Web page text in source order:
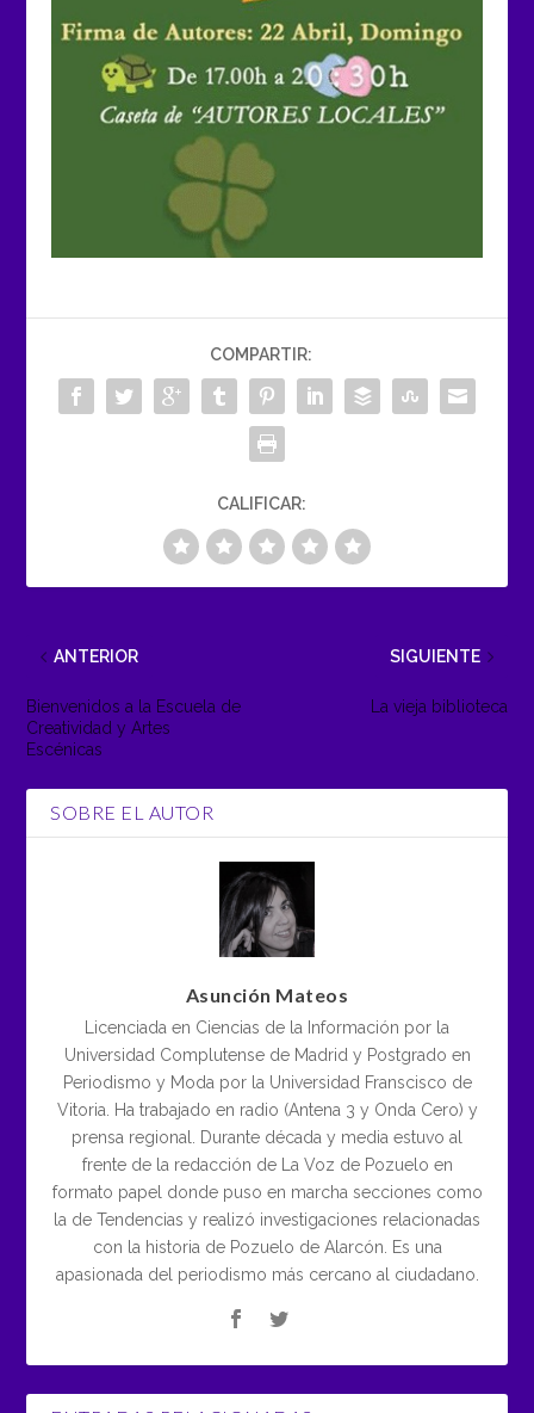
COMPARTIR:
CALIFICAR:
ANTERIOR
Bienvenidos a la Escuela de
Creatividad y Artes
Escénicas
SIGUIENTE
La vieja biblioteca
SOBRE EL AUTOR
Asunción Mateos
Licenciada en Ciencias de la Información por la
Universidad Complutense de Madrid y Postgrado en
Periodismo y Moda por la Universidad Franscisco de
Vitoria. Ha trabajado en radio (Antena 3 y Onda Cero) y
prensa regional. Durante década y media estuvo al
frente de la redacción de La Voz de Pozuelo en
formato papel donde puso en marcha secciones como
la de Tendencias y realizó investigaciones relacionadas
con la historia de Pozuelo de Alarcón. Es una
apasionada del periodismo más cercano al ciudadano.